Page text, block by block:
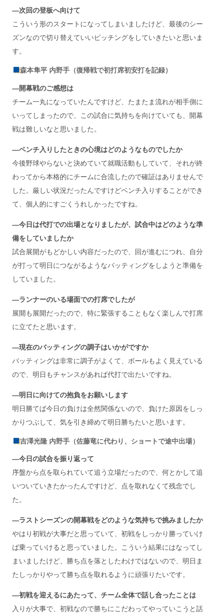
―次回の登板へ向けて
こういう形のスタートになってしまいましたけど、最後のシー
ズンなので切り替えていいピッチングをしていきたいと思いま
す。
森本隼平 内野手（復帰戦で初打席初安打を記録）
―開幕戦のご感想は
チーム一丸になっていたんですけど、たまたま流れが相手側に
いってしまったので、この試合に気持ちを向けていても、開幕
戦は難しいなと思いました。
―ベンチ入りしたときの心境はどのようなものでしたか
今後野球やらないと決めていて就職活動もしていて、それが終
わってから本格的にチームに合流したので確証はありませんで
した。厳しい状況だったんですけどベンチ入りすることができ
て、個人的にすごくうれしかったですね。
―今日は代打での出場となりましたが、試合中はどのような準
備をしていましたか
試合展開がもどかしい内容だったので、回が進むにつれ、自分
が打って明日につながるようなバッティングをしようと準備を
していました。
―ランナーのいる場面での打席でしたが
展開も展開だったので、特に緊張することもなく楽しんで打席
に立てたと思います。
―現在のバッティングの調子はいかがですか
バッティングは非常に調子がよくて、ボールもよく見えている
ので、明日もチャンスがあれば代打で出たいですね。
―明日に向けての抱負をお願いします
明日勝てば今日の負けは全然関係ないので、負けた原因をしっ
かりつぶして、気を引き締めて明日勝ちたいと思います。
吉澤光隆 内野手（佐藤竜に代わり、ショートで途中出場）
―今日の試合を振り返って
序盤から点を取られていて追う立場だったので、何とかして追
いついていきたかったんですけど、点を取れなくて残念でし
た。
―ラストシーズンの開幕戦をどのような気持ちで挑みましたか
やはり初戦が大事だと思っていて、初戦をしっかり勝っていけ
ば乗っていけると思っていました。こういう結果にはなってし
まいましたけど、勝ち点を落としたわけではないので、明日ま
たしっかりやって勝ち点を取れるように頑張りたいです。
―初戦を迎えるにあたって、チーム全体で話し合ったことは
入りが大事で、初戦なので勝ちにこだわってやっていこうと話